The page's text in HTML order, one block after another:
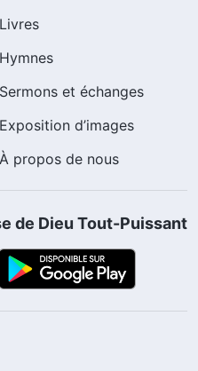
Livres
Hymnes
Sermons et échanges
Exposition d’images
À propos de nous
de Dieu Tout-Puissant